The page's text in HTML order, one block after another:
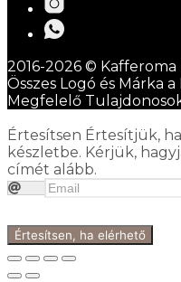
2016-2026 ©
Összes Logó és Márka
Megfelelő
Értesítsen Értesítjük,
készletbe. Kérjük,
címét alább.
Értesítsen, ha elérhető